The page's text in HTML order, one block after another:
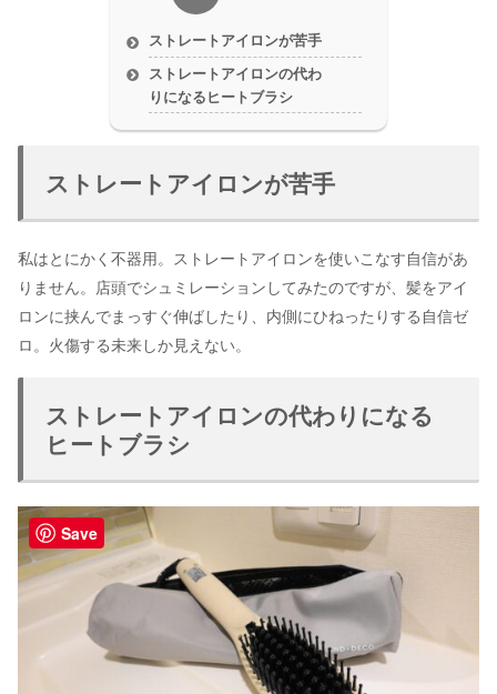
ストレートアイロンが苦手
ストレートアイロンの代わ
りになるヒートブラシ
ストレートアイロンが苦手
私はとにかく不器用。ストレートアイロンを使いこなす自信があ
りません。店頭でシュミレーションしてみたのですが、髪をアイ
ロンに挟んでまっすぐ伸ばしたり、内側にひねったりする自信ゼ
ロ。火傷する未来しか見えない。
ストレートアイロンの代わりになる
ヒートブラシ
Save